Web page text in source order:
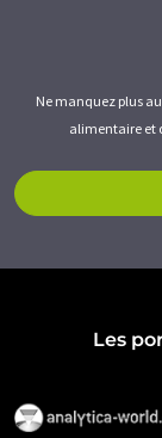
Ne manquez plus
alimentaire et
Les